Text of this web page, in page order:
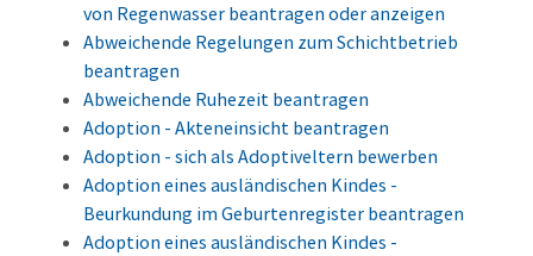
von Regenwasser beantragen oder anzeigen
Abweichende Regelungen zum Schichtbetrieb
beantragen
Abweichende Ruhezeit beantragen
Adoption - Akteneinsicht beantragen
Adoption - sich als Adoptiveltern bewerben
Adoption eines ausländischen Kindes -
Beurkundung im Geburtenregister beantragen
Adoption eines ausländischen Kindes -